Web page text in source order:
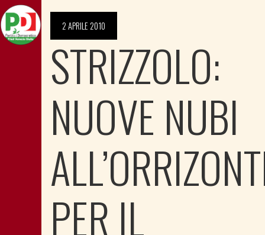
2 APRILE 2010
STRIZZOLO:
NUOVE NUBI
PER IL